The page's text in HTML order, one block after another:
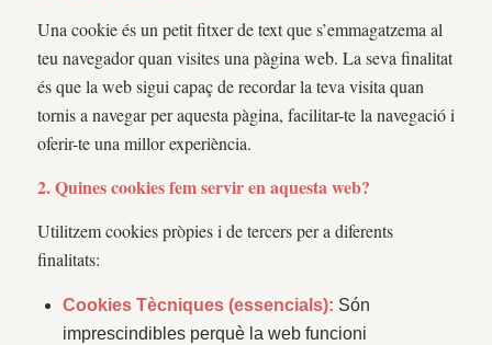
Una cookie és un petit fitxer de text que s’emmagatzema al
teu navegador quan visites una pàgina web. La seva finalitat
és que la web sigui capaç de recordar la teva visita quan
tornis a navegar per aquesta pàgina, facilitar-te la navegació i
oferir-te una millor experiència.
2. Quines cookies fem servir en aquesta web?
Utilitzem cookies pròpies i de tercers per a diferents
finalitats:
Cookies Tècniques (essencials): Són
imprescindibles perquè la web funcioni